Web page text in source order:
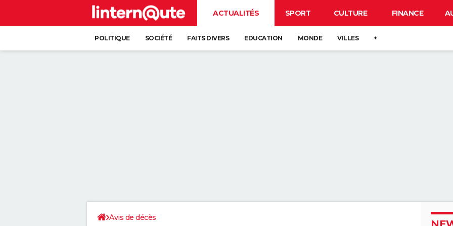
ACTUALITÉS SPORT CULTURE FINANCE
POLITIQUE SOCIÉTÉ FAITS DIVERS EDUCATION MONDE VILLES +
Avis de décès